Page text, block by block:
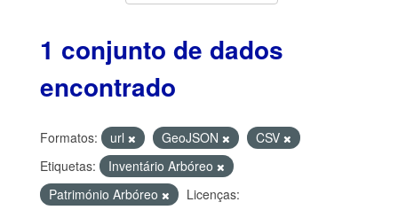
1 conjunto de dados
encontrado
Formatos: url GeoJSON
CSV
Etiquetas:
Inventário Arbóreo
Património Arbóreo
Licenças: